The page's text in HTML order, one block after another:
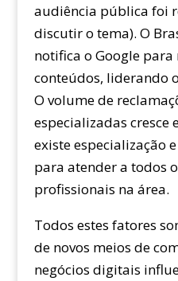
audiência pública foi
discutir o tema). O
notifica o Google para
conteúdos, liderando
O volume de
especializadas cresce
existe especialização
para atender a todos
profissionais na área.
Todos estes fatores
de novos meios de
negócios digitais